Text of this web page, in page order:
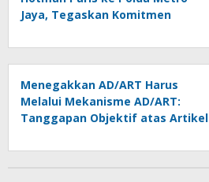
Jaya, Tegaskan Komitmen
Menegakkan AD/ART Harus
Melalui Mekanisme AD/ART:
Tanggapan Objektif atas Artikel
Konspirasi Melanggar Aturan”